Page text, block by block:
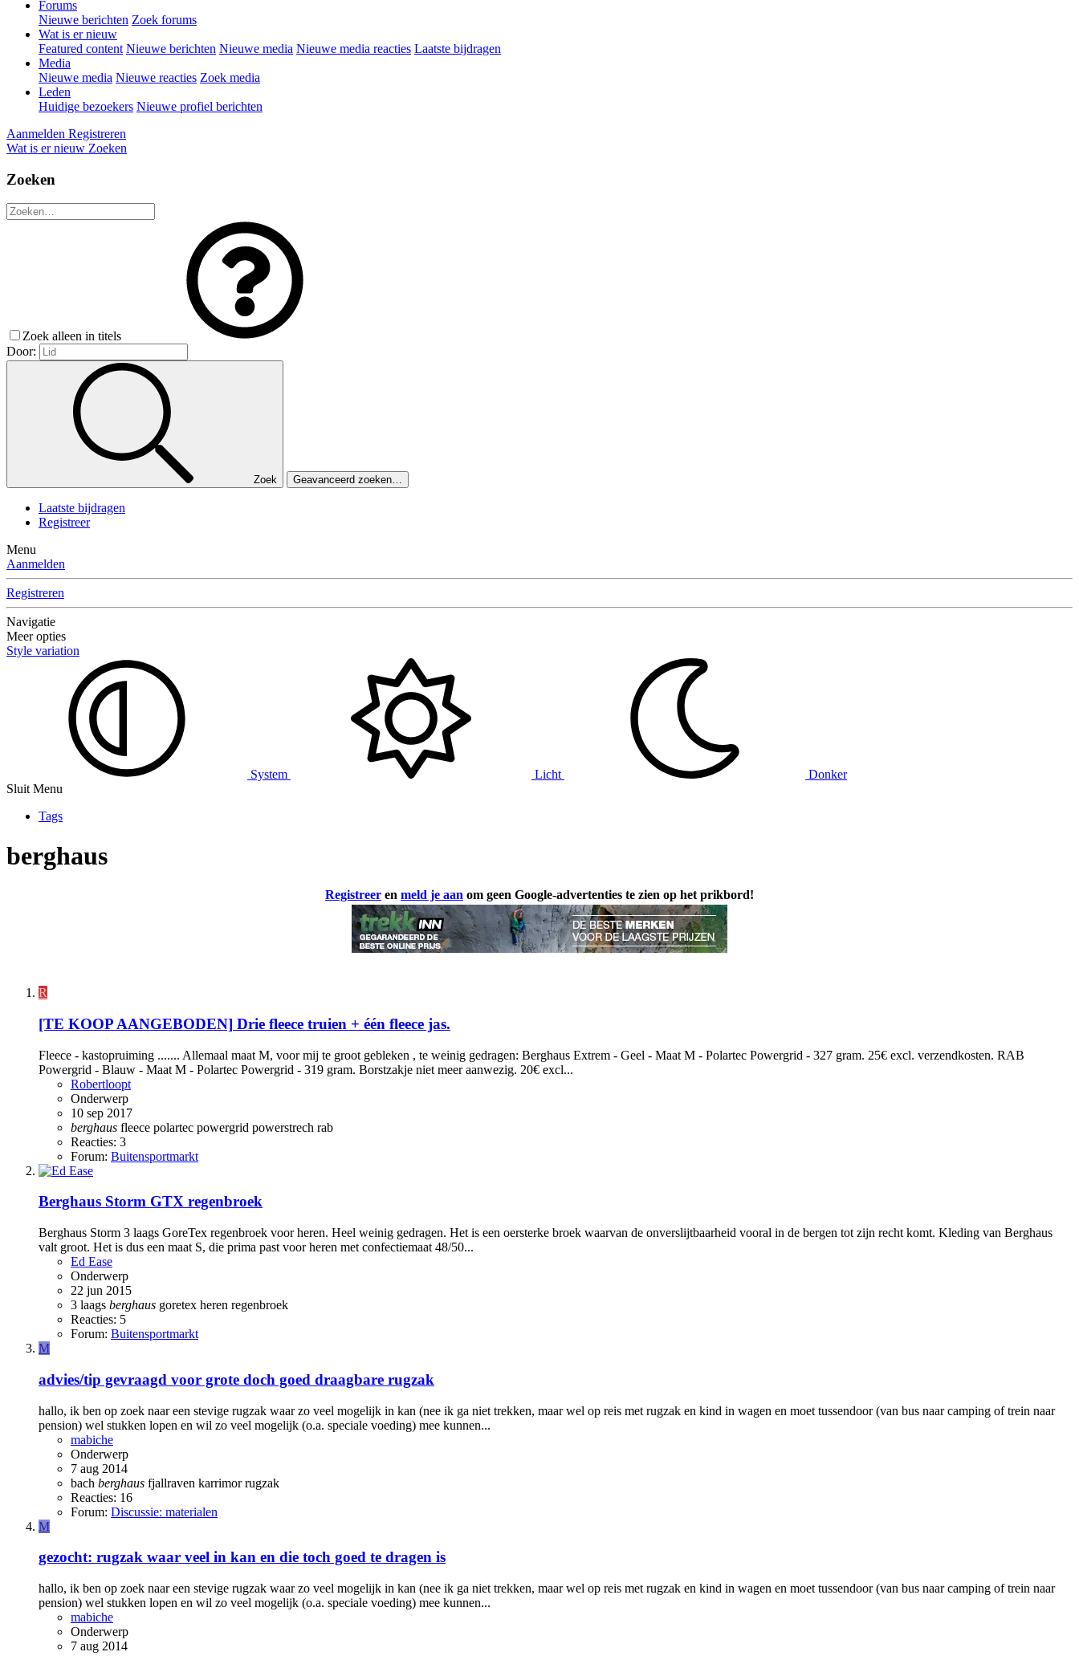
Forums
Nieuwe berichten Zoek forums
Wat is er nieuw
Featured content Nieuwe berichten Nieuwe media Nieuwe media reacties Laatste bijdragen
Media
Nieuwe media Nieuwe reacties Zoek media
Leden
Huidige bezoekers Nieuwe profiel berichten
Aanmelden Registreren
Wat is er nieuw Zoeken
Zoeken
Zoek alleen in titels
Door:
Zoek Geavanceerd zoeken…
Laatste bijdragen
Registreer
Menu
Aanmelden
Registreren
Navigatie
Meer opties
Style variation
System Licht
Donker
Sluit Menu
Tags
berghaus
Registreer en meld je aan om geen Google-advertenties te zien op het prikbord!
R
[TE KOOP AANGEBODEN] Drie fleece truien + één fleece jas.
Fleece - kastopruiming ....... Allemaal maat M, voor mij te groot gebleken , te weinig gedragen: Berghaus Extrem - Geel - Maat M - Polartec Powergrid - 327 gram. 25€ excl. verzendkosten. RAB
Powergrid - Blauw - Maat M - Polartec Powergrid - 319 gram. Borstzakje niet meer aanwezig. 20€ excl...
Robertloopt
Onderwerp
10 sep 2017
berghaus fleece polartec powergrid powerstrech rab
Reacties: 3
Forum: Buitensportmarkt
Berghaus Storm GTX regenbroek
Berghaus Storm 3 laags GoreTex regenbroek voor heren. Heel weinig gedragen. Het is een oersterke broek waarvan de onverslijtbaarheid vooral in de bergen tot zijn recht komt. Kleding van Berghaus
valt groot. Het is dus een maat S, die prima past voor heren met confectiemaat 48/50...
Ed Ease
Onderwerp
22 jun 2015
3 laags berghaus goretex heren regenbroek
Reacties: 5
Forum: Buitensportmarkt
M
advies/tip gevraagd voor grote doch goed draagbare rugzak
hallo, ik ben op zoek naar een stevige rugzak waar zo veel mogelijk in kan (nee ik ga niet trekken, maar wel op reis met rugzak en kind in wagen en moet tussendoor (van bus naar camping of trein naar
pension) wel stukken lopen en wil zo veel mogelijk (o.a. speciale voeding) mee kunnen...
mabiche
Onderwerp
7 aug 2014
bach berghaus fjallraven karrimorrugzak
Reacties: 16
Forum: Discussie: materialen
M
gezocht: rugzak waar veel in kan en die toch goed te dragen is
hallo, ik ben op zoek naar een stevige rugzak waar zo veel mogelijk in kan (nee ik ga niet trekken, maar wel op reis met rugzak en kind in wagen en moet tussendoor (van bus naar camping of trein naar
pension) wel stukken lopen en wil zo veel mogelijk (o.a. speciale voeding) mee kunnen...
mabiche
Onderwerp
7 aug 2014